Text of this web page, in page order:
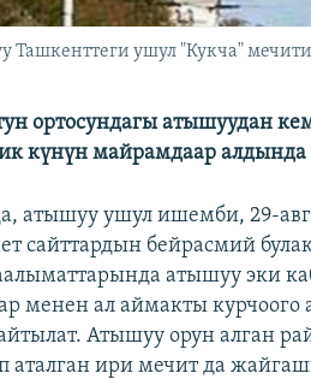
Ташкенттеги ушул "Кукча"
ортосундагы атышуудан
күнүн майрамдаар алдында
атышуу ушул ишемби, 29-
сайттардын бейрасмий
атышуу эки
менен ал аймакты курчоого
Атышуу орун алган
ири мечит да